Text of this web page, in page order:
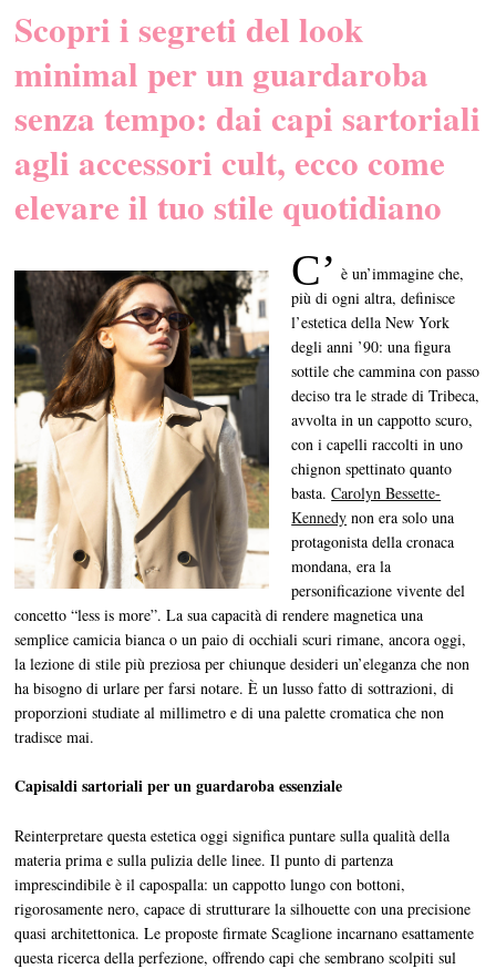
Scopri i segreti del look
minimal per un guardaroba
senza tempo: dai capi sartoriali
agli accessori cult, ecco come
elevare il tuo stile quotidiano
C’ è un’immagine che,
più di ogni altra, definisce
l’estetica della New York
degli anni ’90: una figura
sottile che cammina con passo
deciso tra le strade di Tribeca,
avvolta in un cappotto scuro,
con i capelli raccolti in uno
chignon spettinato quanto
basta.Carolyn Bessette-
Kennedy non era solo una
protagonista della cronaca
mondana, era la
personificazione vivente del
concetto “less is more”. La sua capacità di rendere magnetica una
semplice camicia bianca o un paio di occhiali scuri rimane, ancora oggi,
la lezione di stile più preziosa per chiunque desideri un’eleganza che non
ha bisogno di urlare per farsi notare. È un lusso fatto di sottrazioni, di
proporzioni studiate al millimetro e di una palette cromatica che non
tradisce mai.
Capisaldi sartoriali per un guardaroba essenziale
Reinterpretare questa estetica oggi significa puntare sulla qualità della
materia prima e sulla pulizia delle linee. Il punto di partenza
imprescindibile è il capospalla: un cappotto lungo con bottoni,
rigorosamente nero, capace di strutturare la silhouette con una precisione
quasi architettonica. Le proposte firmate Scaglione incarnano esattamente
questa ricerca della perfezione, offrendo capi che sembrano scolpiti sul